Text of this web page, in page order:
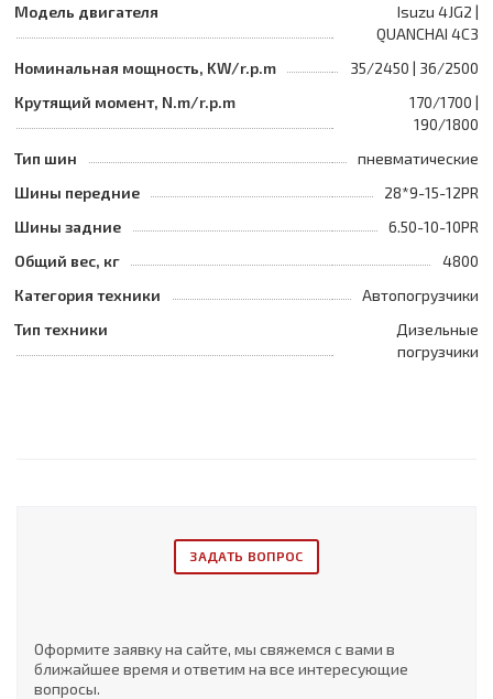
Модель двигателя
Isuzu 4JG2 |
QUANCHAI 4C3
Номинальная мощность, KW/r.p.m
35/2450 | 36/2500
Крутящий момент, N.m/r.p.m
170/1700 |
190/1800
Тип шин
пневматические
Шины передние
28*9-15-12PR
Шины задние
6.50-10-10PR
Общий вес, кг
4800
Категория техники
Автопогрузчики
Тип техники
Дизельные
погрузчики
ЗАДАТЬ ВОПРОС
Оформите заявку на сайте, мы свяжемся с вами в
ближайшее время и ответим на все интересующие
вопросы.